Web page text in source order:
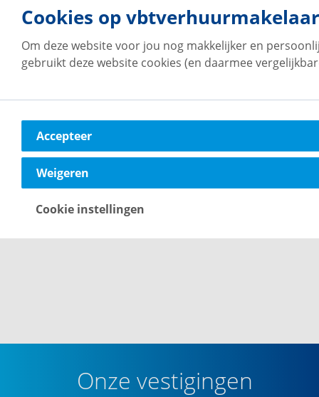
Op de hoogte blijven van ons
woningaanbod?
Maak een account aan en ontvang van ons per e-mail
updates met voor jou relevant woningaanbod.
Onze vestigingen
Cookies op
Om deze website voor jou nog makkelijker en
gebruikt deze website cookies (en daarmee
Accepteer
Weigeren
Cookie instellingen